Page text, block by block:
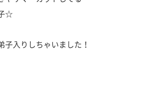
☆
子入りしちゃいました！